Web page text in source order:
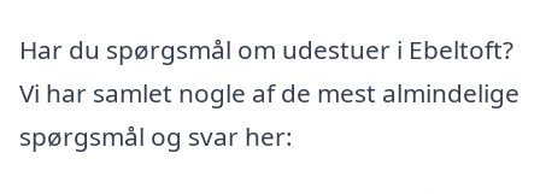
Har du spørgsmål om udestuer i Ebeltoft?
Vi har samlet nogle af de mest almindelige
spørgsmål og svar her: